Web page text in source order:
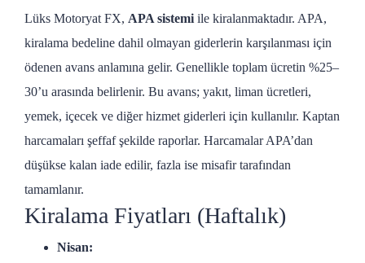
Lüks Motoryat FX, APA sistemi ile kiralanmaktadır. APA,
kiralama bedeline dahil olmayan giderlerin karşılanması için
ödenen avans anlamına gelir. Genellikle toplam ücretin %25–
30’u arasında belirlenir. Bu avans; yakıt, liman ücretleri,
yemek, içecek ve diğer hizmet giderleri için kullanılır. Kaptan
harcamaları şeffaf şekilde raporlar. Harcamalar APA’dan
düşükse kalan iade edilir, fazla ise misafir tarafından
tamamlanır.
Kiralama Fiyatları (Haftalık)
Nisan: